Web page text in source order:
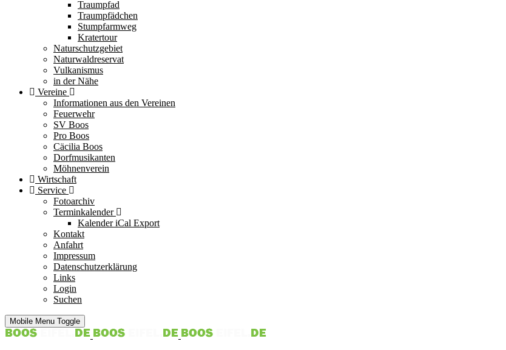
Traumpfad
Traumpfädchen
Stumpfarmweg
Kratertour
Naturschutzgebiet
Naturwaldreservat
Vulkanismus
in der Nähe
Vereine
Informationen aus den Vereinen
Feuerwehr
SV Boos
Pro Boos
Cäcilia Boos
Dorfmusikanten
Möhnenverein
Wirtschaft
Service
Fotoarchiv
Terminkalender
Kalender iCal Export
Kontakt
Anfahrt
Impressum
Datenschutzerklärung
Links
Login
Suchen
Mobile Menu Toggle